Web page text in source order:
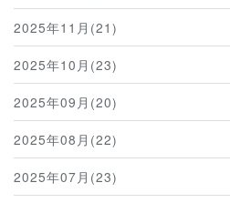
2025年11月(21)
2025年10月(23)
2025年09月(20)
2025年08月(22)
2025年07月(23)